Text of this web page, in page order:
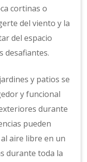
cortinas o
del viento y la
del espacio
desafiantes.
y patios se
y funcional
durante
pueden
aire libre en un
durante toda la